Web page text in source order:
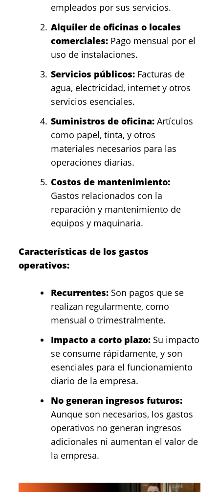
empleados por sus servicios.
Alquiler de oficinas o locales
comerciales: Pago mensual por el
uso de instalaciones.
Servicios públicos: Facturas de
agua, electricidad, internet y otros
servicios esenciales.
Suministros de oficina: Artículos
como papel, tinta, y otros
materiales necesarios para las
operaciones diarias.
Costos de mantenimiento:
Gastos relacionados con la
reparación y mantenimiento de
equipos y maquinaria.
Características de los gastos
operativos:
Recurrentes: Son pagos que se
realizan regularmente, como
mensual o trimestralmente.
Impacto a corto plazo: Su impacto
se consume rápidamente, y son
esenciales para el funcionamiento
diario de la empresa.
No generan ingresos futuros:
Aunque son necesarios, los gastos
operativos no generan ingresos
adicionales ni aumentan el valor de
la empresa.